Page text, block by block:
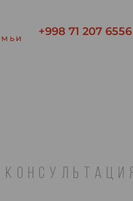
+998 71 207 6556